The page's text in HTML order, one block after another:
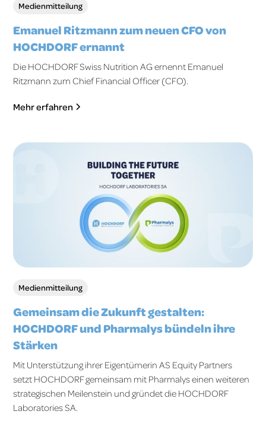
Medienmitteilung
Emanuel Ritzmann zum neuen CFO von
HOCHDORF ernannt
Die HOCHDORF Swiss Nutrition AG ernennt Emanuel
Ritzmann zum Chief Financial Officer (CFO).
Mehr erfahren
Medienmitteilung
Gemeinsam die Zukunft gestalten:
HOCHDORF und Pharmalys bündeln ihre
Stärken
Mit Unterstützung ihrer Eigentümerin AS Equity Partners
setzt HOCHDORF gemeinsam mit Pharmalys einen weiteren
strategischen Meilenstein und gründet die HOCHDORF
Laboratories SA.